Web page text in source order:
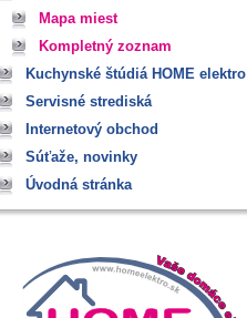
Mapa miest
Kompletný zoznam
Kuchynské štúdiá HOME elektro
Servisné strediská
Internetový obchod
Súťaže, novinky
Úvodná stránka